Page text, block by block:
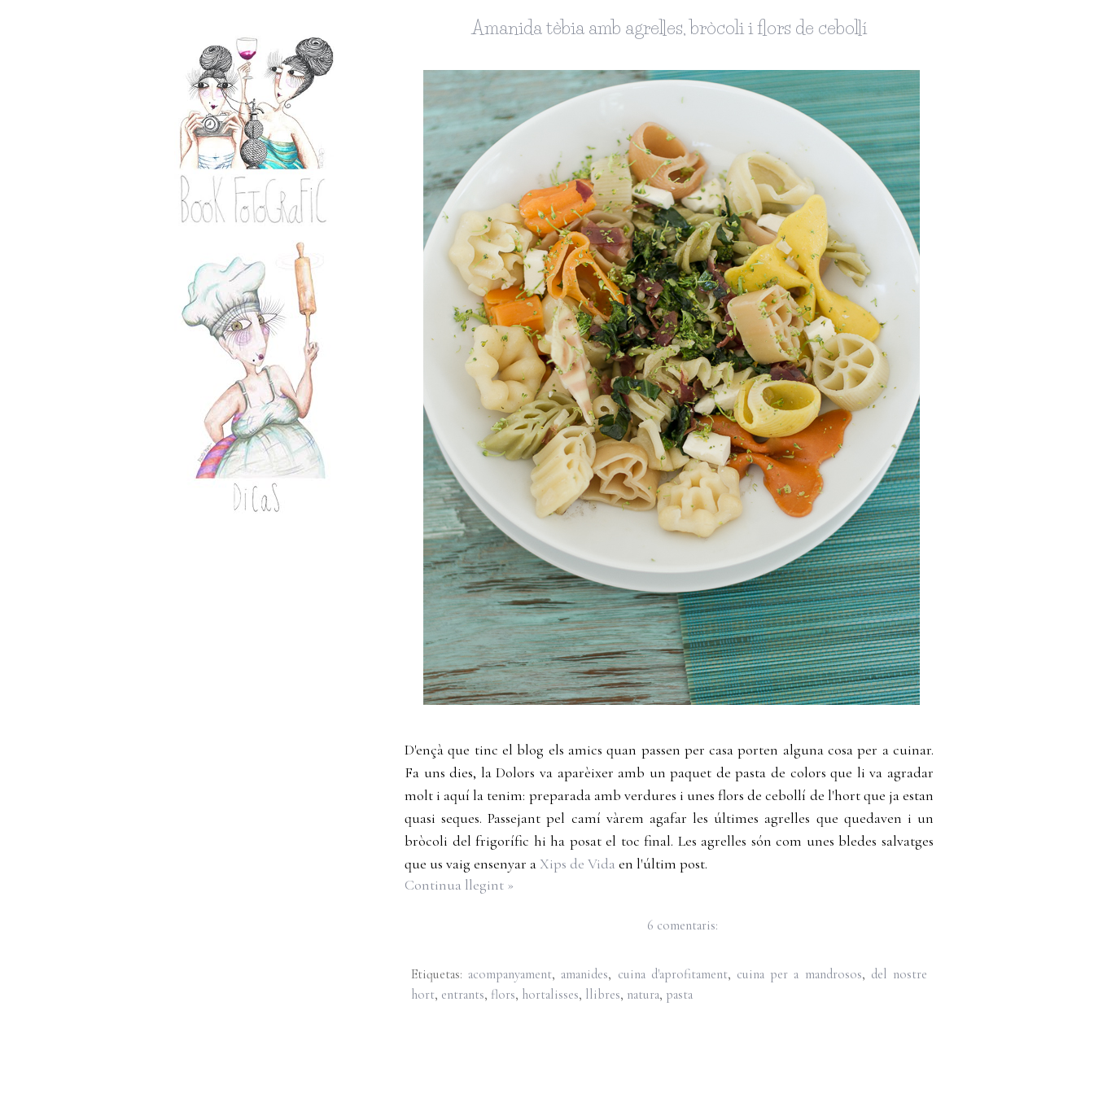
Amanida tèbia amb agrelles, bròcoli i flors de cebollí
D'ençà que tinc el blog els amics quan passen per casa porten alguna cosa per a cuinar.
Fa uns dies, la Dolors va aparèixer amb un paquet de pasta de colors que li va agradar
molt i aquí la tenim: preparada amb verdures i unes flors de cebollí de l'hort que ja estan
quasi seques. Passejant pel camí vàrem agafar les últimes agrelles que quedaven i un
bròcoli del frigorífic hi ha posat el toc final. Les agrelles són com unes bledes salvatges
que us vaig ensenyar a Xips de Vida en l'últim post.
Continua llegint »
6 comentaris:
Etiquetas:acompanyament,amanides, cuina d'aprofitament, cuina per a mandrosos, del nostre
hort, entrants, flors, hortalisses, llibres, natura, pasta